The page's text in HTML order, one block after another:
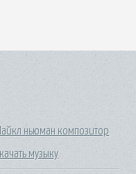
ньюман композитор
музыку